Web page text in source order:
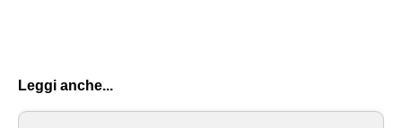
Leggi anche...